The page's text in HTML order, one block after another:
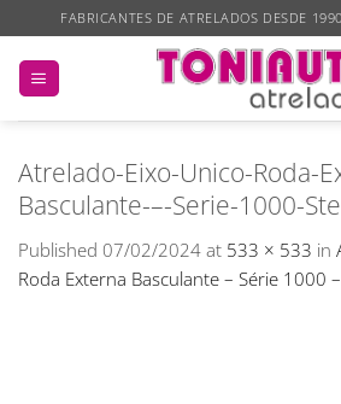
to
content
FABRICANTES DE ATRELADOS DESDE 1990
Atrelado-Eixo-Unico-Roda-
Basculante-–-Serie-1000-
Published 07/02/2024 at 533 × 533 in
Roda Externa Basculante – Série 1000